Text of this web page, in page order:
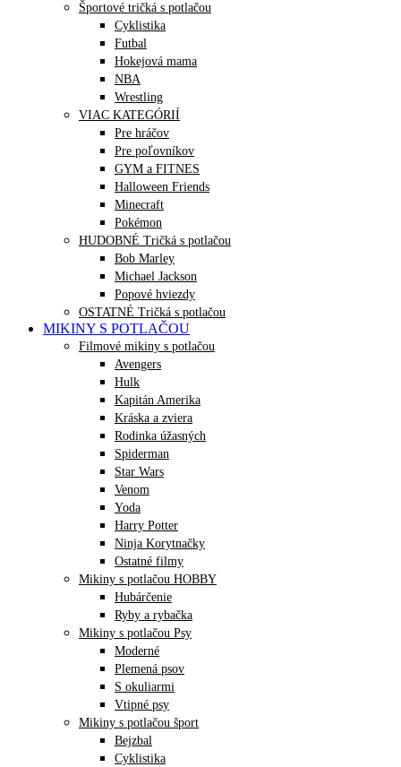
Športové tričká s potlačou
Cyklistika
Futbal
Hokejová mama
NBA
Wrestling
VIAC KATEGÓRIÍ
Pre hráčov
Pre poľovníkov
GYM a FITNES
Halloween Friends
Minecraft
Pokémon
HUDOBNÉ Tričká s potlačou
Bob Marley
Michael Jackson
Popové hviezdy
OSTATNÉ Tričká s potlačou
MIKINY S POTLAČOU
Filmové mikiny s potlačou
Avengers
Hulk
Kapitán Amerika
Kráska a zviera
Rodinka úžasných
Spiderman
Star Wars
Venom
Yoda
Harry Potter
Ninja Korytnačky
Ostatné filmy
Mikiny s potlačou HOBBY
Hubárčenie
Ryby a rybačka
Mikiny s potlačou Psy
Moderné
Plemená psov
S okuliarmi
Vtipné psy
Mikiny s potlačou šport
Bejzbal
Cyklistika